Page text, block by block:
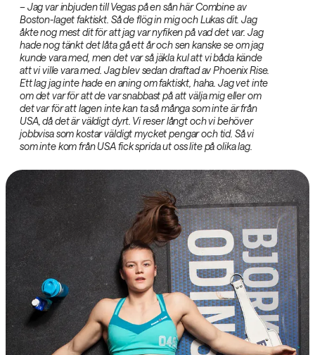
– Jag var inbjuden till Vegas på en sån här Combine av
Boston-laget faktiskt. Så de flög in mig och Lukas dit. Jag
åkte nog mest dit för att jag var nyfiken på vad det var. Jag
hade nog tänkt det låta gå ett år och sen kanske se om jag
kunde vara med, men det var så jäkla kul att vi båda kände
att vi ville vara med. Jag blev sedan draftad av Phoenix Rise.
Ett lag jag inte hade en aning om faktiskt, haha. Jag vet inte
om det var för att de var snabbast på att välja mig eller om
det var för att lagen inte kan ta så många som inte är från
USA, då det är väldigt dyrt. Vi reser långt och vi behöver
jobbvisa som kostar väldigt mycket pengar och tid. Så vi
som inte kom från USA fick sprida ut oss lite på olika lag.‌